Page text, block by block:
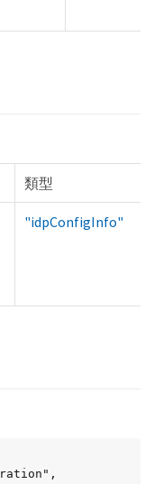
類型
"idpConfigInfo"